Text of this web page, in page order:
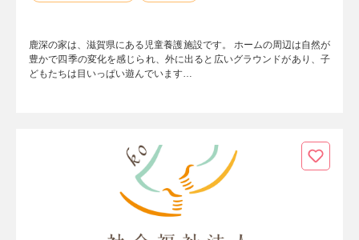
鹿深の家は、滋賀県にある児童養護施設です。 ホームの周辺は自然が
豊かで四季の変化を感じられ、外に出ると広いグラウンドがあり、子
どもたちは目いっぱい遊んでいます…